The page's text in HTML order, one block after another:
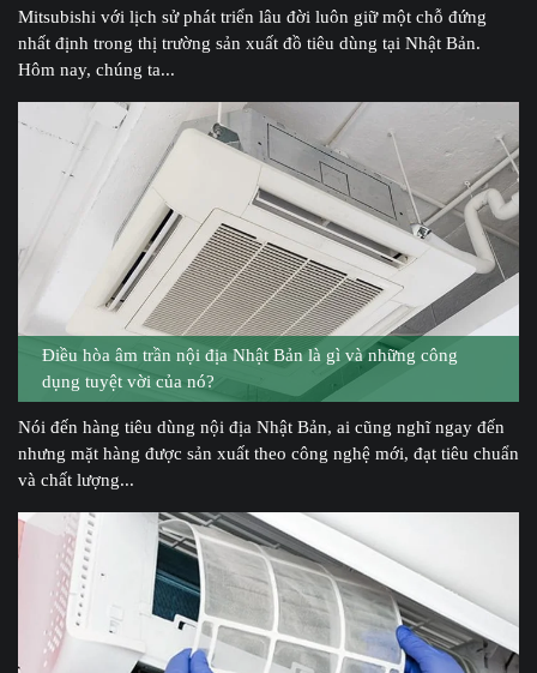
Mitsubishi với lịch sử phát triển lâu đời luôn giữ một chỗ đứng
nhất định trong thị trường sản xuất đồ tiêu dùng tại Nhật Bản.
Hôm nay, chúng ta...
Điều hòa âm trần nội địa Nhật Bản là gì và những công
dụng tuyệt vời của nó?
Nói đến hàng tiêu dùng nội địa Nhật Bản, ai cũng nghĩ ngay đến
nhưng mặt hàng được sản xuất theo công nghệ mới, đạt tiêu chuẩn
và chất lượng...